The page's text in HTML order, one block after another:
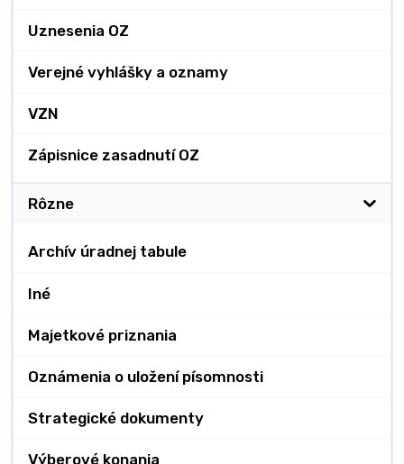
Uznesenia OZ
Verejné vyhlášky a oznamy
VZN
Zápisnice zasadnutí OZ
Rôzne
Archív úradnej tabule
Iné
Majetkové priznania
Oznámenia o uložení písomnosti
Strategické dokumenty
Výberové konania